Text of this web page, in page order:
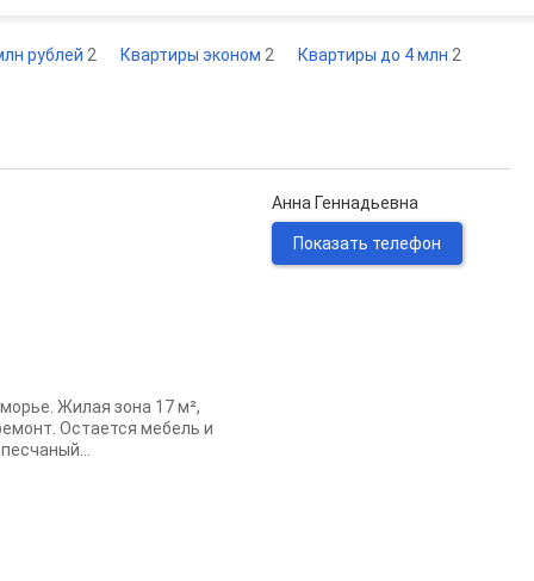
рублей 2 Квартиры эконом 2 Квартиры до 4 млн 2
Жилая зона 17 м²,
Остается мебель и
Анна Геннадьевна
Показать телефон